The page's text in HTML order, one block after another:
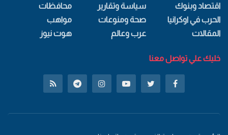
اقتصاد وبنوك
الحرب في اوكرانيا
المقالات
سياسة وتقارير
صحة ومنوعات
عرب وعالم
محافظات
مواهب
هوت نيوز
خليك علي تواصل معنا